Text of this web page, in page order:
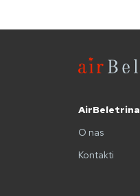
AirBeletrina
O nas
Kontakti